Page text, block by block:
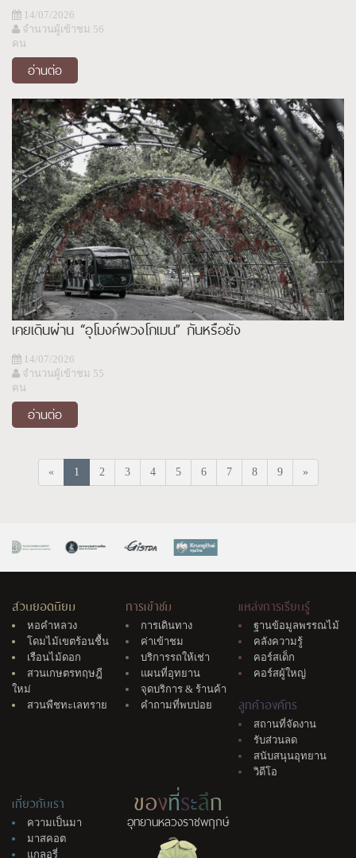
14/07/2026
จำนวนผู้เข้าชม 56
คน
อ่านต่อ
เคยเดินผ่าน “อุโมงค์พวงโกเมน” กันหรือยัง
14/07/2026
จำนวนผู้เข้าชม 55
คน
อ่านต่อ
« 1 2 3 4 5 6 7 8 9 »
สวนยอดนิยม
หอคำหลวง
โดมไม้เขตร้อนชื้น
เรือนไม้ดอก
สวนเกษตรทฤษฎี
ใหม่
สวนพืชทะเลทราย
การเข้าชม
การเดินทาง
ค่าเข้าชม
บริการรถให้เช่า
แผนที่อุทยาน
จุดบริการ & ร้านค้า
คำถามที่พบบ่อย
แหล่งการเรียนรู้
ฐานข้อมูลพรรณไม้
คลังความรู้
คอร์สเด็ก
คอร์สผู้ใหญ่
ลูกค้าองค์กร
สถานที่จัดงาน
รับส่วนลด
สนับสนุนอุทยาน
วิดีโอ
เกี่ยวกับเรา
ความเป็นมา
มาสคอต
แกลอรี่
ของที่ระลึก
อุทยานหลวงราชพฤกษ์